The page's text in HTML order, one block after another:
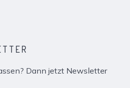
Dann jetzt Newsletter